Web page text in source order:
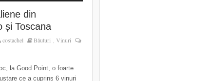
din
și Toscana
costachel Băuturi , Vinuri
la Good Point, o foarte
ce a cuprins 6 vinuri